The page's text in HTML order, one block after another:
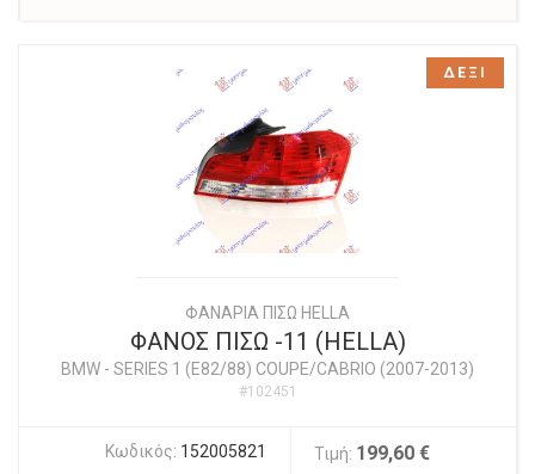
ΦΑΝΑΡΙΑ ΠΙΣΩ HELLA
ΦΑΝΟΣ ΠΙΣΩ -11 (HELLA)
BMW - SERIES 1 (E82/88) COUPE/CABRIO (2007-2013)
#102451
Κωδικός: 152005821 Τιμή: 199,60 €
ΔΕΞΙ